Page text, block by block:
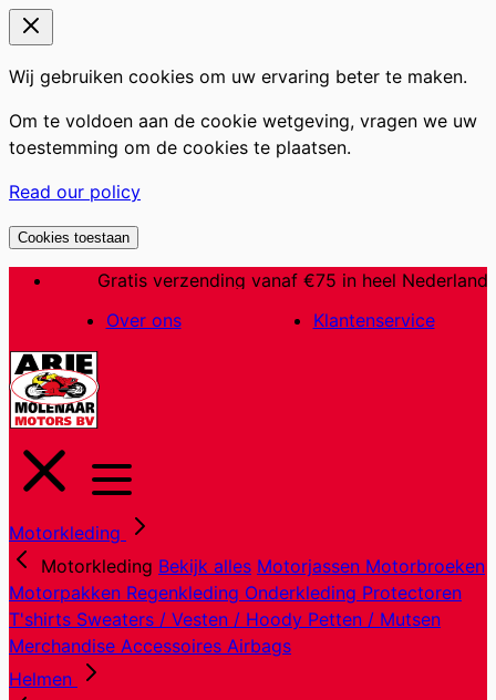
Wij gebruiken cookies om uw ervaring beter te maken.
Om te voldoen aan de cookie wetgeving, vragen we uw
toestemming om de cookies te plaatsen.
Read our policy
Cookies toestaan
inhoud
Gratis verzending vanaf €75 in heel Nederland
Over ons
Klantenservice
Motorkleding
Motorkleding Bekijk alles Motorjassen Motorbroeken
Motorpakken Regenkleding Onderkleding Protectoren
T'shirts Sweaters / Vesten / Hoody Petten / Mutsen
Merchandise Accessoires Airbags
Helmen